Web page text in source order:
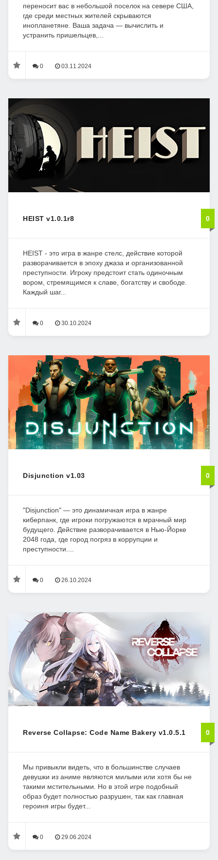
переносит вас в небольшой поселок на севере США,
где среди местных жителей скрываются
инопланетяне. Ваша задача — вычислить и
устранить пришельцев,...
0 03.11.2024
HEIST v1.0.1r8 0
HEIST - это игра в жанре стелс, действие которой
разворачивается в эпоху джаза и организованной
преступности. Игроку предстоит стать одиночным
вором, стремящимся к славе, богатству и свободе.
Каждый шаг...
0 30.10.2024
Disjunction v1.03 0
"Disjunction" — это динамичная игра в жанре
киберпанк, где игроки погружаются в мрачный мир
будущего. Действие разворачивается в Нью-Йорке
2048 года, где город погряз в коррупции и
преступности....
0 26.10.2024
Reverse Collapse: Code Name Bakery v1.0.5.1 0
Мы привыкли видеть, что в большинстве случаев
девушки из аниме являются милыми или хотя бы не
такими мстительными. Но в этой игре подобный
образ будет полностью разрушен, так как главная
героиня игры будет...
0 29.06.2024